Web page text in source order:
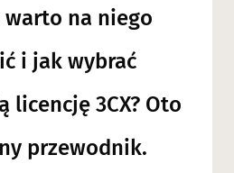
warto na niego
i jak wybrać
licencję 3CX? Oto
przewodnik.